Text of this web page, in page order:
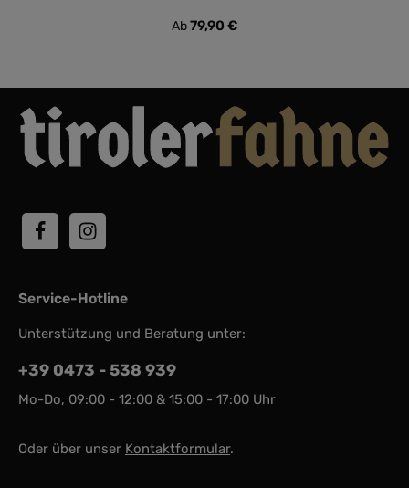
Regulärer Preis:
Ab79,90 €
Service-Hotline
Unterstützung und Beratung unter:
+39 0473 - 538 939
Mo-Do, 09:00 - 12:00 & 15:00 - 17:00 Uhr
Oder über unser Kontaktformular.